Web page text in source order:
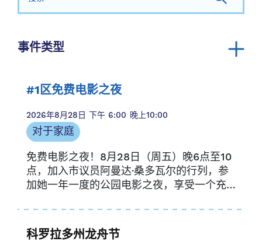
事件类型
董事会会议
#1区免费电影之夜
2026年8月28日 下午 6:00 晚上10:00
对于家庭
免费电影之夜！8月28日（周五）晚6点至10
点，加入市议员阿曼达·桑多瓦尔的行列，参
加她一年一度的公园电影之夜，享受一个充
科罗拉多州龙舟节